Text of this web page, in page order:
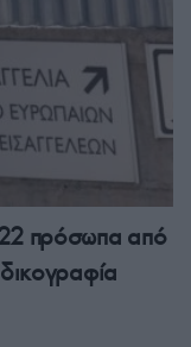
πρόσωπα από